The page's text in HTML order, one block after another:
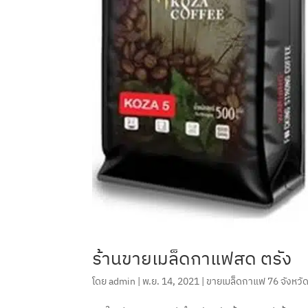
ร้านขายเมล็ดกาแฟสด ตรัง
โดยadmin | พ.ย. 14, 2021 | ขายเมล็ดกาแฟ 76 จังหวั